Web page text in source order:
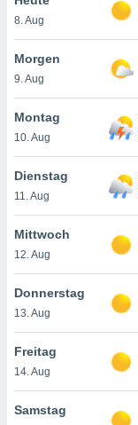
oder
Partner
es uns
das
der
Profil zu
Ihnen
finden
. Sie
jederzeit
Rand
8. Aug
Morgen
9. Aug
Montag
10. Aug
Dienstag
11. Aug
Mittwoch
12. Aug
Donnerstag
13. Aug
Freitag
14. Aug
Samstag